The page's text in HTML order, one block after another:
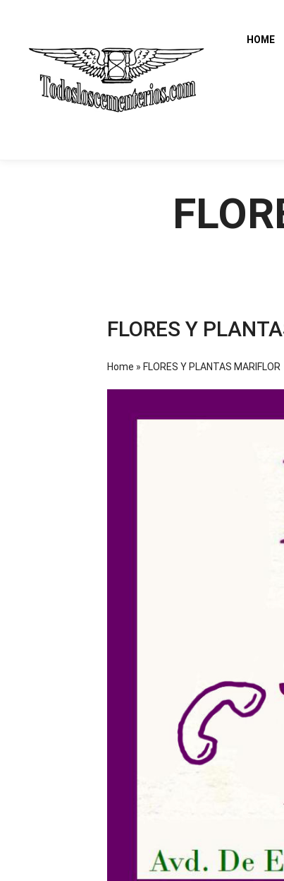
HOME
FLORES Y
Home » FLORES Y PLANTAS MARIFLOR